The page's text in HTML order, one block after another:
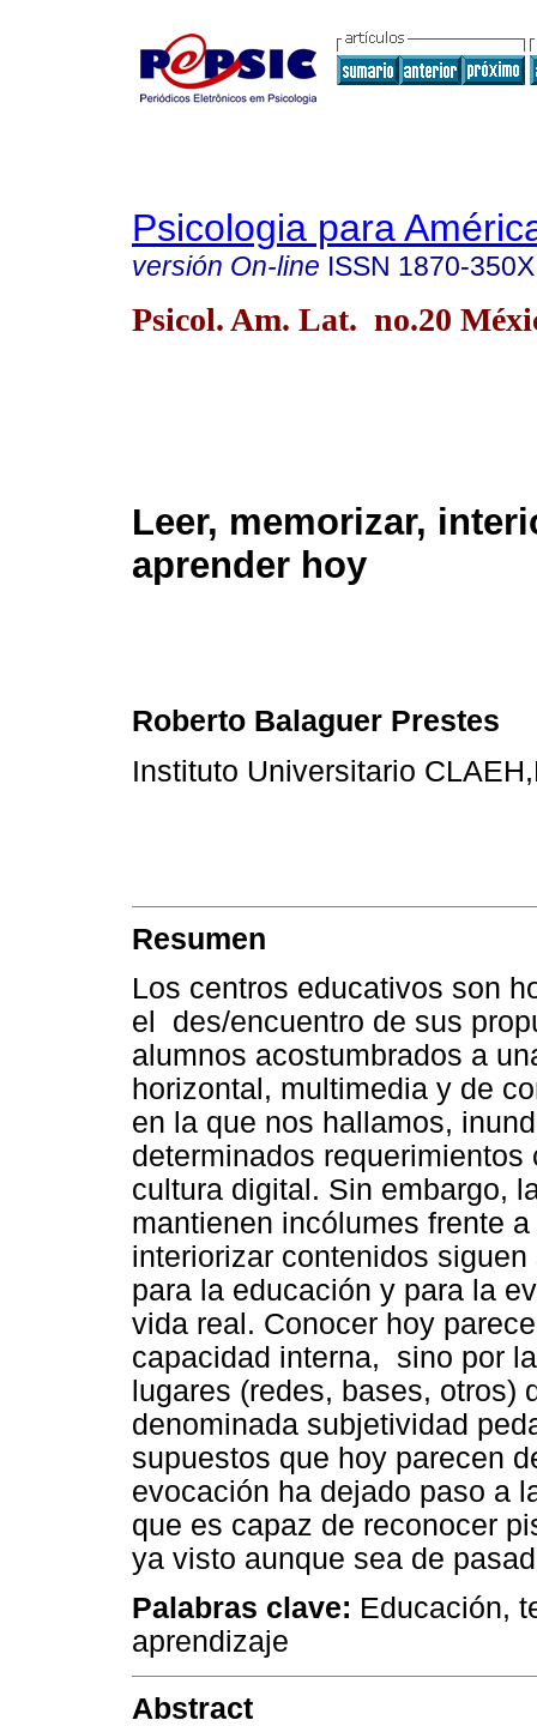
Psicologia para
versión On-line ISSN 1870-350X
Psicol. Am. Lat. no.20
Leer, memorizar,
aprender hoy
Roberto Balaguer Prestes
Instituto Universitario
Resumen
Los centros educativos son
el des/encuentro de sus
alumnos acostumbrados a
horizontal, multimedia y de
en la que nos hallamos,
determinados
cultura digital. Sin embargo,
mantienen incólumes frente
interiorizar contenidos
para la educación y para la
vida real. Conocer hoy
capacidad interna, sino por
lugares (redes, bases, otros)
denominada subjetividad
supuestos que hoy parecen
evocación ha dejado paso a
que es capaz de reconocer
ya visto aunque sea de
Palabras clave: Educación,
aprendizaje
Abstract